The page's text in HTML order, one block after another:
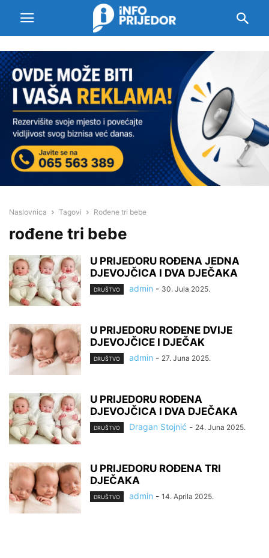
Naslovnica Tagovi Rođene tri bebe
rođene tri bebe
U PRIJEDORU ROĐENA JEDNA
DJEVOJČICA I DVA DJEČAKA
DRUŠTVO admin - 30. Jula 2025.
U PRIJEDORU ROĐENE DVIJE
DJEVOJČICE I DJEČAK
DRUŠTVO admin - 27. Juna 2025.
U PRIJEDORU ROĐENA
DJEVOJČICA I DVA DJEČAKA
DRUŠTVO Dragan Stojnić - 24. Juna 2025.
U PRIJEDORU ROĐENA TRI
DJEČAKA
DRUŠTVO admin - 14. Aprila 2025.